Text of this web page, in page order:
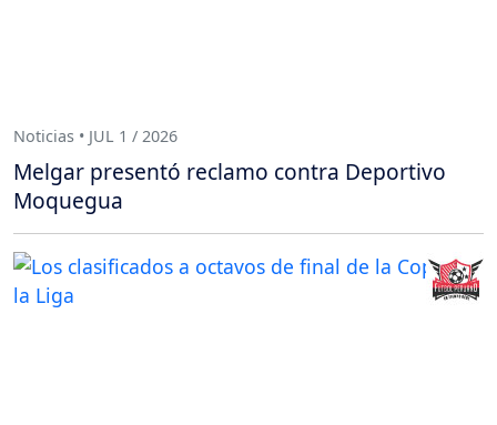
Noticias • JUL 1 / 2026
Melgar presentó reclamo contra Deportivo
Moquegua